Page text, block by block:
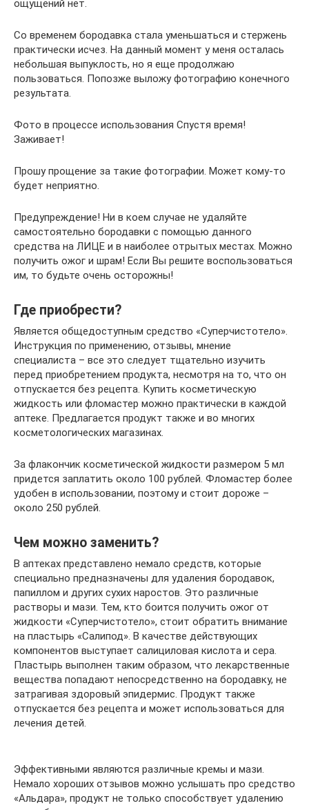
ощущений нет.
Со временем бородавка стала уменьшаться и стержень
практически исчез. На данный момент у меня осталась
небольшая выпуклость, но я еще продолжаю
пользоваться. Попозже выложу фотографию конечного
результата.
Фото в процессе использования Спустя время!
Заживает!
Прошу прощение за такие фотографии. Может кому-то
будет неприятно.
Предупреждение! Ни в коем случае не удаляйте
самостоятельно бородавки с помощью данного
средства на ЛИЦЕ и в наиболее отрытых местах. Можно
получить ожог и шрам! Если Вы решите воспользоваться
им, то будьте очень осторожны!
Где приобрести?
Является общедоступным средство «Суперчистотело».
Инструкция по применению, отзывы, мнение
специалиста – все это следует тщательно изучить
перед приобретением продукта, несмотря на то, что он
отпускается без рецепта. Купить косметическую
жидкость или фломастер можно практически в каждой
аптеке. Предлагается продукт также и во многих
косметологических магазинах.
За флакончик косметической жидкости размером 5 мл
придется заплатить около 100 рублей. Фломастер более
удобен в использовании, поэтому и стоит дороже –
около 250 рублей.
Чем можно заменить?
В аптеках представлено немало средств, которые
специально предназначены для удаления бородавок,
папиллом и других сухих наростов. Это различные
растворы и мази. Тем, кто боится получить ожог от
жидкости «Суперчистотело», стоит обратить внимание
на пластырь «Салипод». В качестве действующих
компонентов выступает салициловая кислота и сера.
Пластырь выполнен таким образом, что лекарственные
вещества попадают непосредственно на бородавку, не
затрагивая здоровый эпидермис. Продукт также
отпускается без рецепта и может использоваться для
лечения детей.
Эффективными являются различные кремы и мази.
Немало хороших отзывов можно услышать про средство
«Альдара», продукт не только способствует удалению